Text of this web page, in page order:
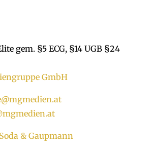
gem. §5 ECG, §14 UGB §24
GmbH
& Gaupmann